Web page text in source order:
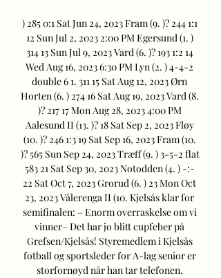
) 285 0:1 Sat Jun 24, 2023 Fram (9. )? 244 1:1
12 Sun Jul 2, 2023 2:00 PM Egersund (1. )
314 13 Sun Jul 9, 2023 Vard (6. )? 193 1:2 14
Wed Aug 16, 2023 6:30 PM Lyn (2. ) 4-4-2
double 6 1. 311 15 Sat Aug 12, 2023 Ørn
Horten (6. ) 274 16 Sat Aug 19, 2023 Vard (8.
)? 217 17 Mon Aug 28, 2023 4:00 PM
Aalesund II (13. )? 18 Sat Sep 2, 2023 Fløy
(10. )? 246 1:3 19 Sat Sep 16, 2023 Fram (10.
)? 565 Sun Sep 24, 2023 Træff (9. ) 3-5-2 flat
583 21 Sat Sep 30, 2023 Notodden (4. ) -:-
22 Sat Oct 7, 2023 Grorud (6. ) 23 Mon Oct
23, 2023 Vålerenga II (10. Kjelsås klar for
semifinalen: – Enorm overraskelse om vi
vinner– Det har jo blitt cupfeber på
Grefsen/Kjelsås! Styremedlem i Kjelsås
fotball og sportsleder for A-lag senior er
storfornøyd når han tar telefonen.